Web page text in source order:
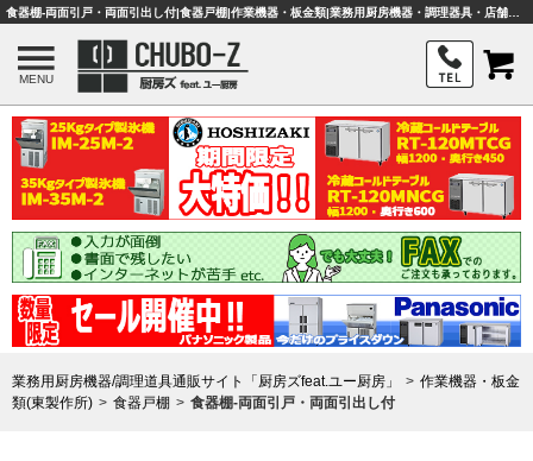
MENU
業務用厨房機器/調理道具通販サイト「厨房ズfeat.ユー厨房」
作業機器・板金
類(東製作所)
食器戸棚 食器棚-両面引戸・両面引出し付